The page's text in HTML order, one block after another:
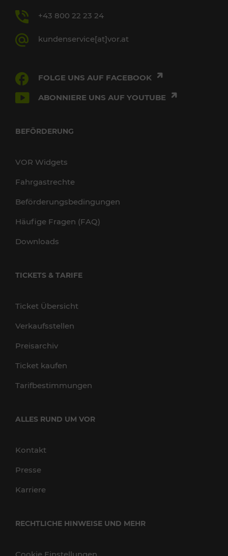
+43 800 22 23 24
kundenservice[at]vor.at
FOLGE UNS AUF FACEBOOK
ABONNIERE UNS AUF YOUTUBE
BEFÖRDERUNG
VOR Widgets
Fahrgastrechte
Beförderungsbedingungen
Häufige Fragen (FAQ)
Downloads
TICKETS & TARIFE
Ticket Übersicht
Verkaufsstellen
Preisarchiv
Ticket kaufen
Tarifbestimmungen
ALLES RUND UM VOR
Kontakt
Presse
Karriere
RECHTLICHE HINWEISE UND MEHR